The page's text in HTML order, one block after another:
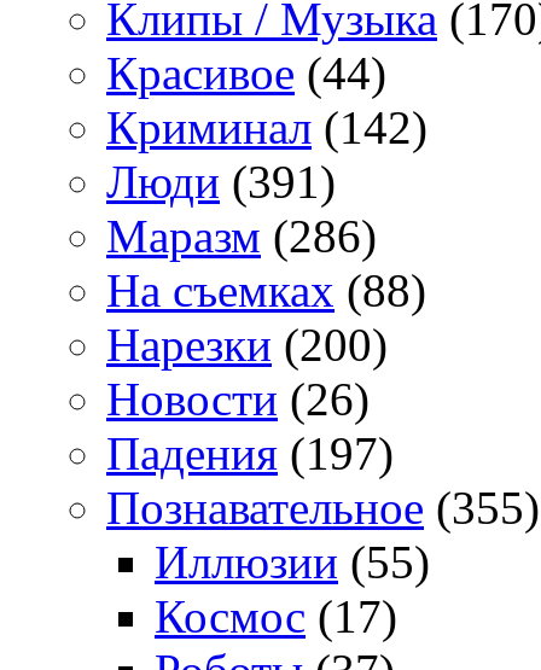
Клипы / Музыка
Красивое (44)
Криминал (142)
Люди (391)
Маразм (286)
На съемках (88)
Нарезки (200)
Новости (26)
Падения (197)
Познавательное (355)
Иллюзии (55)
Космос (17)